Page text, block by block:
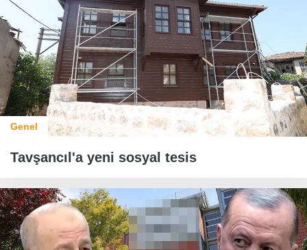
Genel
Tavşancıl'a yeni sosyal tesis